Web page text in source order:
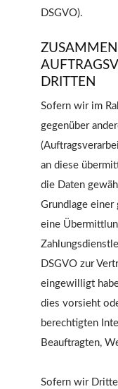
DSGVO).
DRITTEN
Sofern wir im
gegenüber
an diese
die Daten
Grundlage einer
eine
DSGVO zur
eingewilligt
dies vorsieht
berechtigten
Beauftragten,
Sofern wir